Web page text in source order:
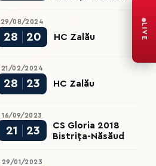
29/08/2024
28 20 HC Zalău
21/02/2024
28 23 HC Zalău
16/09/2023
21 23
CS Gloria 2018
Bistrița-Năsăud
29/01/2023
LIVE